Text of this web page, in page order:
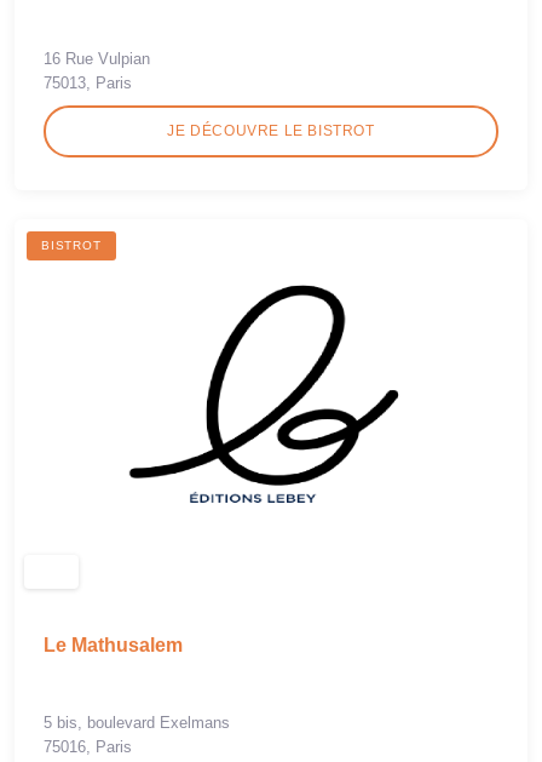
16 Rue Vulpian
75013, Paris
JE DÉCOUVRE LE BISTROT
BISTROT
Le Mathusalem
5 bis, boulevard Exelmans
75016, Paris